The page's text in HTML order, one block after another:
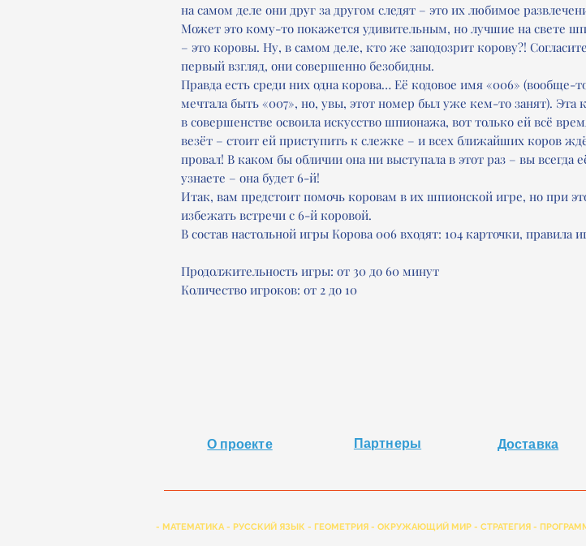
на самом деле они друг за другом следят – это их любимое
Может это кому-то покажется удивительным, но лучшие на свете
– это коровы. Ну, в самом деле, кто же заподозрит корову?!
первый взгляд, они совершенно безобидны.
Правда есть среди них одна корова… Её кодовое имя «006» (вообще-
мечтала быть «007», но, увы, этот номер был уже кем-то занят). Эта
в совершенстве освоила искусство шпионажа, вот только ей всё
везёт – стоит ей приступить к слежке – и всех ближайших коров
провал! В каком бы обличии она ни выступала в этот раз – вы всегда
узнаете – она будет 6-й!
Итак, вам предстоит помочь коровам в их шпионской игре, но при
избежать встречи с 6-й коровой.
В состав настольной игры Корова 006 входят: 104 карточки, правила
Продолжительность игры: от 30 до 60 минут
Количество игроков: от 2 до 10
О проекте Партнеры Доставка
- МАТЕМАТИКА - РУССКИЙ ЯЗЫК - ГЕОМЕТРИЯ - ОКРУЖАЮЩИЙ МИР - СТРАТЕГИЯ -